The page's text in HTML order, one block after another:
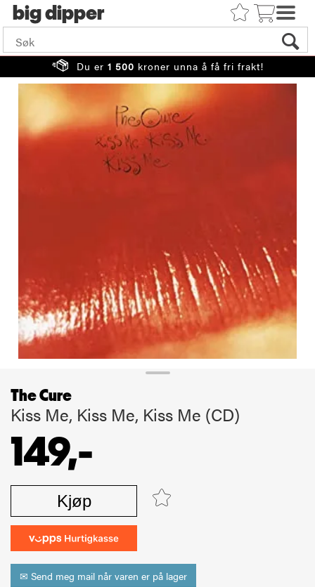
big
Du er 1 500 kroner unna å få fri frakt!
The Cure
Kiss Me, Kiss Me, Kiss Me (CD)
149,-
Kjøp
✉ Send meg mail når varen er på lager